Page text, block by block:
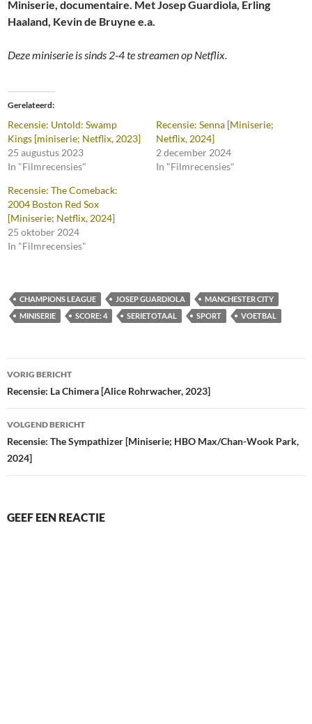
Miniserie, documentaire. Met Josep Guardiola, Erling
Haaland, Kevin de Bruyne e.a.
Deze miniserie is sinds 2-4 te streamen op Netflix.
Gerelateerd
Recensie: Untold: Swamp
Kings [miniserie; Netflix, 2023]
25 augustus 2023
In "Filmrecensies"
Recensie: Senna [Miniserie;
Netflix, 2024]
2 december 2024
In "Filmrecensies"
Recensie: The Comeback:
2004 Boston Red Sox
[Miniserie; Netflix, 2024]
25 oktober 2024
In "Filmrecensies"
CHAMPIONS LEAGUE JOSEP GUARDIOLA
MANCHESTER CITY
MINISERIE
SCORE: 4 SERIETOTAAL SPORT VOETBAL
Bericht
navigatie
VORIG BERICHT
Recensie: La Chimera [Alice Rohrwacher, 2023]
VOLGEND BERICHT
Recensie: The Sympathizer [Miniserie; HBO Max/Chan-Wook Park,
2024]
GEEF EEN REACTIE